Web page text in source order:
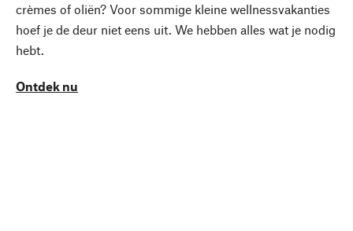
crèmes of oliën? Voor sommige kleine wellnessvakanties
hoef je de deur niet eens uit. We hebben alles wat je nodig
hebt.
Ontdek nu